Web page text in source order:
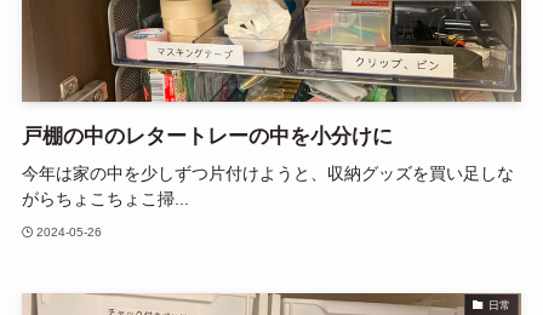
戸棚の中のレタートレーの中を小分けに
今年は家の中を少しずつ片付けようと、収納グッズを買い足しな
がらちょこちょこ掃...
2024-05-26
日常